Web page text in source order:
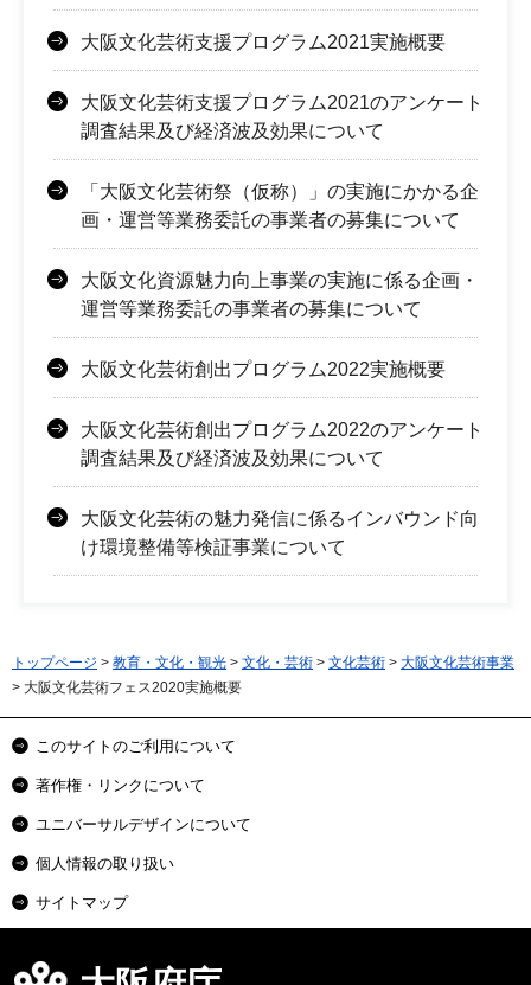
大阪文化芸術支援プログラム2021実施概要
大阪文化芸術支援プログラム2021のアンケート
調査結果及び経済波及効果について
「大阪文化芸術祭（仮称）」の実施にかかる企
画・運営等業務委託の事業者の募集について
大阪文化資源魅力向上事業の実施に係る企画・
運営等業務委託の事業者の募集について
大阪文化芸術創出プログラム2022実施概要
大阪文化芸術創出プログラム2022のアンケート
調査結果及び経済波及効果について
大阪文化芸術の魅力発信に係るインバウンド向
け環境整備等検証事業について
トップページ > 教育・文化・観光 > 文化・芸術 > 文化芸術 > 大阪文化芸術事業
> 大阪文化芸術フェス2020実施概要
このサイトのご利用について
著作権・リンクについて
ユニバーサルデザインについて
個人情報の取り扱い
サイトマップ